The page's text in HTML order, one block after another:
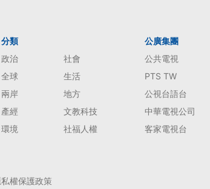
分類
政治
社會
全球
生活
兩岸
地方
產經
文教科技
環境
社福人權
公廣集團
公共電視
PTS TW
公視台語台
中華電視公司
客家電視台
權保護政策